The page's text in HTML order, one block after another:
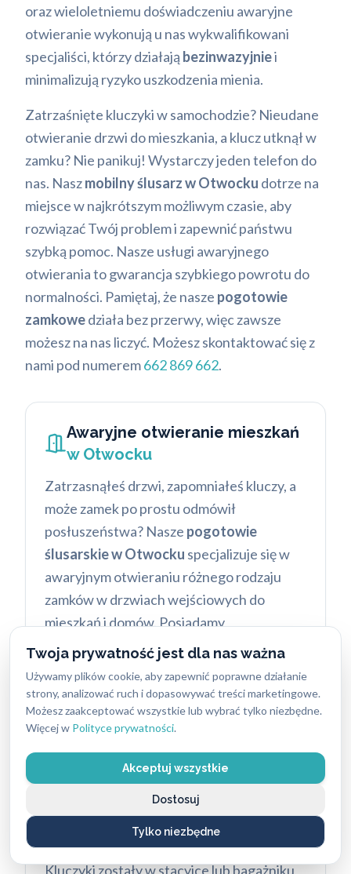
Twoja prywatność jest dla nas ważna
Używamy plików cookie, aby zapewnić poprawne działanie
strony, analizować ruch i dopasowywać treści marketingowe.
Możesz zaakceptować wszystkie lub wybrać tylko niezbędne.
Więcej w Polityce prywatności.
Akceptuj wszystkie
Tylko niezbędne
Dostosuj
oraz wieloletniemu doświadczeniu awaryjne
otwieranie wykonują u nas wykwalifikowani
specjaliści, którzy działają bezinwazyjniei
minimalizują ryzyko uszkodzenia mienia.
Zatrzaśnięte kluczyki w samochodzie? Nieudane
otwieranie drzwi do mieszkania, a klucz utknął w
zamku? Nie panikuj! Wystarczy jeden telefon do
nas. Naszmobilny ślusarz w Otwocku dotrze na
miejsce w najkrótszym możliwym czasie, aby
rozwiązać Twój problem i zapewnić państwu
szybką pomoc. Nasze usługi awaryjnego
otwierania to gwarancja szybkiego powrotu do
normalności. Pamiętaj, że nasze pogotowie
zamkowedziała bez przerwy, więc zawsze
możesz na nas liczyć. Możesz skontaktować się z
nami pod numerem662 869 662.
Awaryjne otwieranie mieszkań
w Otwocku
Zatrzasnąłeś drzwi, zapomniałeś kluczy, a
może zamek po prostu odmówił
posłuszeństwa? Nasze pogotowie
ślusarskie w Otwocku specjalizuje się w
awaryjnym otwieraniu różnego rodzaju
zamków w drzwiach wejściowych do
mieszkań i domów. Posiadamy
odpowiednie kwalifikacje i
, co
jest potwierdzeniem naszej wiarygodności
i profesjonalizmu.Dowiedz się więcej o
awaryjnym otwieraniu mieszkań
Awaryjne otwieranie
samochodóww Otwocku
Kluczyki zostały w stacyjce lub bagażniku,